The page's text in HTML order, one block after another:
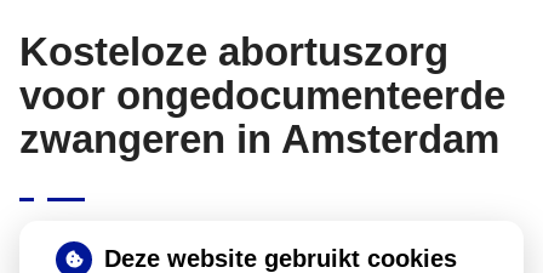
Kosteloze abortuszorg
voor ongedocumenteerde
zwangeren in Amsterdam
In Amsterdam kunnen ongedocumenteerde vrouwen
Deze website gebruikt cookies